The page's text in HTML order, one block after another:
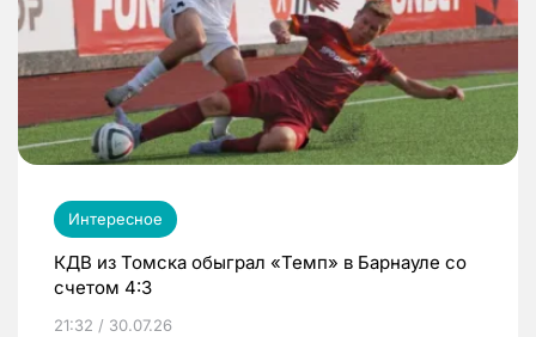
Интересное
КДВ из Томска обыграл «Темп» в Барнауле со
счетом 4:3
21:32 / 30.07.26